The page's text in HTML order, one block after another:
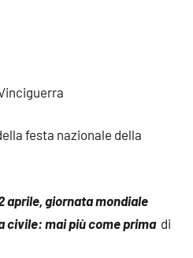
festa nazionale della
aprile, giornata mondiale
civile: mai più come prima di